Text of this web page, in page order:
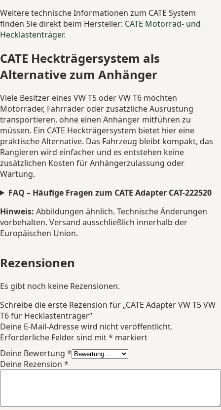
Weitere technische Informationen zum CATE System
finden Sie direkt beim Hersteller: CATE Motorrad- und
Hecklastenträger.
CATE Heckträgersystem als
Alternative zum Anhänger
Viele Besitzer eines VW T5 oder VW T6 möchten
Motorräder, Fahrräder oder zusätzliche Ausrüstung
transportieren, ohne einen Anhänger mitführen zu
müssen. Ein CATE Heckträgersystem bietet hier eine
praktische Alternative. Das Fahrzeug bleibt kompakt, das
Rangieren wird einfacher und es entstehen keine
zusätzlichen Kosten für Anhängerzulassung oder
Wartung.
FAQ – Häufige Fragen zum CATE Adapter CAT-222520
Hinweis: Abbildungen ähnlich. Technische Änderungen
vorbehalten. Versand ausschließlich innerhalb der
Europäischen Union.
Rezensionen
Es gibt noch keine Rezensionen.
Schreibe die erste Rezension für „CATE Adapter VW T5 VW
T6 für Hecklastenträger“
Deine E-Mail-Adresse wird nicht veröffentlicht.
Erforderliche Felder sind mit* markiert
Deine Bewertung *
Deine Rezension *